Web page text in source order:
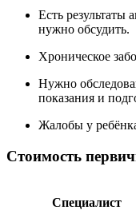
Есть результаты
нужно обсудить.
Хроническое
Нужно
показания и
Жалобы у
Стоимость
Специалист